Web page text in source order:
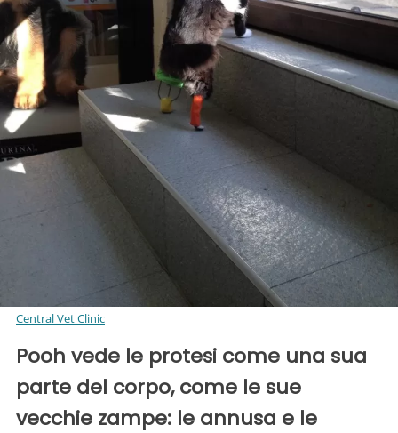
Central Vet Clinic
Pooh vede le protesi come una sua
parte del corpo, come le sue
vecchie zampe: le annusa e le